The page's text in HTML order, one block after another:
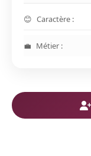
Caractère :
Métier :